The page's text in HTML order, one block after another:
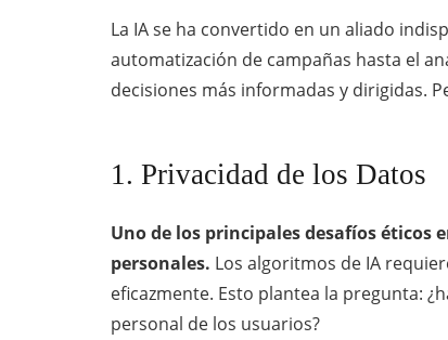
La IA se ha convertido en un aliado
automatización de campañas hasta el
decisiones más informadas y dirigidas.
1. Privacidad de los Datos
Uno de los principales desafíos éticos
personales. Los algoritmos de IA
eficazmente. Esto plantea la pregunta:
personal de los usuarios?